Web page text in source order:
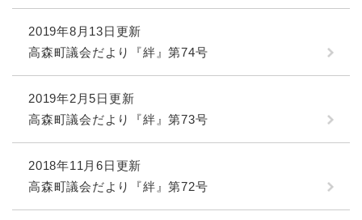
2019年8月13日更新
高森町議会だより『絆』第74号
2019年2月5日更新
高森町議会だより『絆』第73号
2018年11月6日更新
高森町議会だより『絆』第72号